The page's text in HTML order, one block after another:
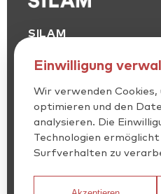
SILAM
ACEDE
Einwilligung
Wir verwenden
optimieren und den
analysieren. Die
Technologien
Surfverhalten zu